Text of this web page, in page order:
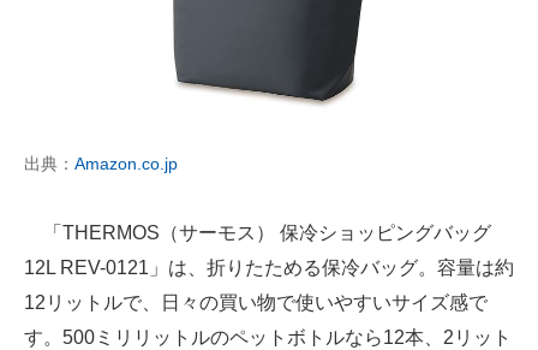
出典： Amazon.co.jp
「THERMOS（サーモス） 保冷ショッピングバッグ
12L REV-0121」は、折りたためる保冷バッグ。容量は約
12リットルで、日々の買い物で使いやすいサイズ感で
す。500ミリリットルのペットボトルなら12本、2リット